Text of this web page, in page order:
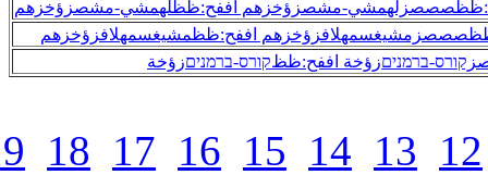
26
27
28
29
30
31
32